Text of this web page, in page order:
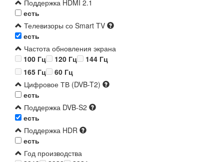
Поддержка HDMI 2.1
есть
Телевизоры со Smart TV
есть
Частота обновления экрана
100 Гц
120 Гц
144 Гц
165 Гц
60 Гц
Цифровое ТВ (DVB-T2)
есть
Поддержка DVB-S2
есть
Поддержка HDR
есть
Год производства